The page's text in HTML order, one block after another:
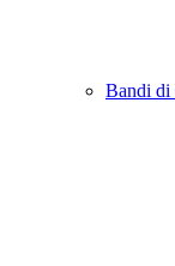
Bandi di